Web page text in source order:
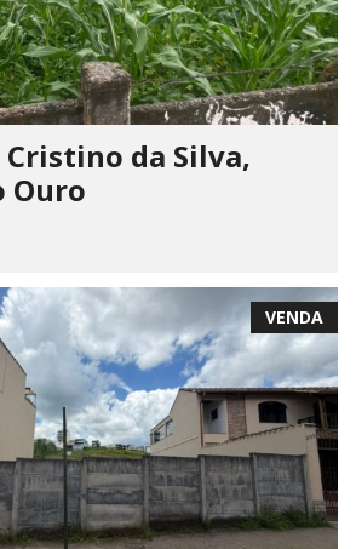
Cristino da Silva,
Ouro
VENDA